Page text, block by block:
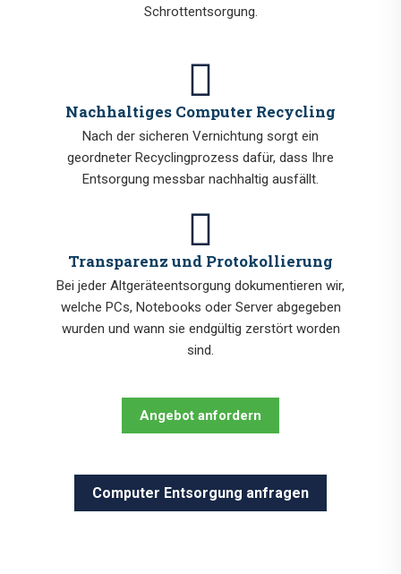
Schrottentsorgung.
Nachhaltiges Computer Recycling
Nach der sicheren Vernichtung sorgt ein
geordneter Recyclingprozess dafür, dass Ihre
Entsorgung messbar nachhaltig ausfällt.
Transparenz und Protokollierung
Bei jeder Altgeräteentsorgung dokumentieren wir,
welche PCs, Notebooks oder Server abgegeben
wurden und wann sie endgültig zerstört worden
sind.
Angebot anfordern
Computer Entsorgung anfragen